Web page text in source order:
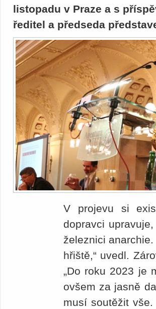
listopadu v Praze a s
ředitel a předseda
V projevu si
dopravci
železnici
hřiště,“ uvedl.
„Do roku 2023 je
ovšem za jasně
musí soutěžit